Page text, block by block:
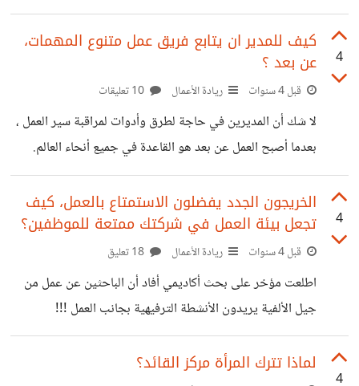
إلى هدف وزارة العمل المتمثل في تمثيل الإعاقة بنسبة 7٪ في
القوى العاملة لديها. ويبدو أنّ صحيفة وول ستريت جورنال
Service الذي يقوم بعمله بإتقان برغم أن لديه شكل عالي الأداء
من التوحد. على الرغم من المزايا التي يمكن للأشخاص ذوي
الإعاقة تقديمها لأرباب العمل ، فإن العديد من الشركات ترفض
4
كيف للمدير ان يتابع فريق عمل متنوع المهمات،
عن بعد ؟
قبل 4 سنوات ريادة الأعمال
لا شك أن المديرين في حاجة لطرق وأدوات لمراقبة سير العمل ،
بعدما أصبح العمل عن بعد هو القاعدة في جميع أنحاء العالم.
ووفقًا لبيانات العديد من البحوث أنه من المحتمل أن يظل جزءًا
كبيرًا من حياتنا. واستمرار العمل عن بعد يعني أنه من المهم لقادة
الأعمال أن يفهموا أن إنجاز الأمور مع فريق موزع لا يتعلق فقط
برغبتهم في العمل. وإنما يتطلب من الإدارة عن بعد أن تقفز فوق
بعض العقبات. من أفضل النصائح لإدارة الموظفين عن بعد هي
4
الخريجون الجدد يفضلون الاستمتاع بالعمل، كيف
تجعل بيئة العمل في شركتك ممتعة للموظفين؟
قبل 4 سنوات ريادة الأعمال
اطلعت مؤخر على بحث أكاديمي أفاد أن الباحثين عن عمل من
جيل الألفية يريدون الأنشطة الترفيهية بجانب العمل !!!
بالتأكيدهذا الأمر يحتم على أصحاب العمل الذين يتطلعون إلى
توظيف الخريجين الجدد والاحتفاظ بهم أن يجعلوا متعة مكان
4
لماذا تترك المرأة مركز القائد؟